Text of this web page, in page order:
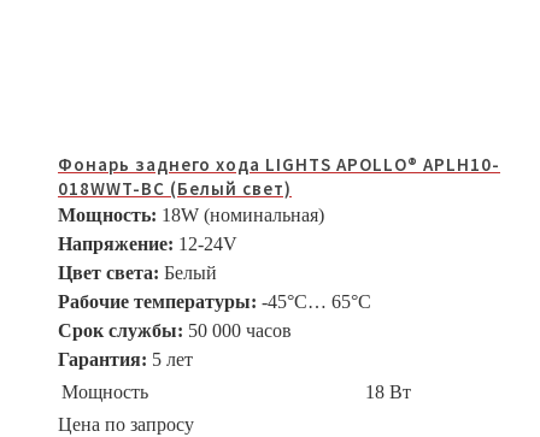
Фонарь заднего хода LIGHTS APOLLO® APLH10-
018WWT-BC (Белый свет)
Мощность: 18W (номинальная)
Напряжение: 12-24V
Цвет света: Белый
Рабочие температуры: -45°С… 65°С
Срок службы: 50 000 часов
Гарантия: 5 лет
Мощность
18 Вт
Цена по запросу